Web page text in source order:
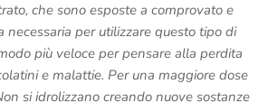
che sono esposte a comprovato e
necessaria per utilizzare questo tipo di
più veloce per pensare alla perdita
e malattie. Per una maggiore dose
si idrolizzano creando nuove sostanze